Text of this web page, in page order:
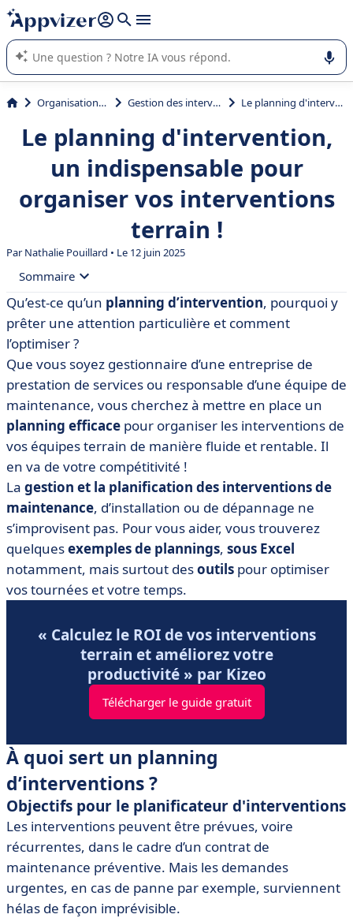
répondre (plusieurs lignes avec
L'IA de Appvizer vous guide dans l'utilisation ou la sélection de
logiciel SaaS en entreprise.
Organisation et planification Gestion des interventions et tournées Le planning d'intervention, un indispensable pour organiser vos interventions terrain !
Le planning d'intervention,
un indispensable pour
organiser vos interventions
terrain !
ParNathalie Pouillard • Le 12 juin 2025
Sommaire
• À quoi sert un planning d’interventions ?
• Comment faire un planning d’intervention ? 6
méthodes de planification
• Réaliser un planning d’intervention sous Excel
• Utiliser un logiciel de planification ?
• Adoptez l'un de nos 12 logiciels de gestion des
interventions
• Comment choisir son logiciel de gestion des
interventions ?
• La planification des interventions : un levier de
performance
Qu’est-ce qu’un planning d’intervention, pourquoi y
prêter une attention particulière et comment
l’optimiser ?
Que vous soyez gestionnaire d’une entreprise de
prestation de services ou responsable d’une équipe de
maintenance, vous cherchez à mettre en place un
planning efficace pour organiser les interventions de
vos équipes terrain de manière fluide et rentable. Il
en va de votre compétitivité !
La gestion et la planification des interventions de
maintenance, d’installation ou de dépannage ne
s’improvisent pas. Pour vous aider, vous trouverez
quelquesexemples de plannings, sous Excel
notamment, mais surtout desoutils pour optimiser
vos tournées et votre temps.
« Calculez le ROI de vos interventions
terrain et améliorez votre
productivité » par Kizeo
Télécharger le guide gratuit
À quoi sert un planning
d’interventions ?
Objectifs pour le planificateur d'interventions
Les interventions peuvent être prévues, voire
récurrentes, dans le cadre d’un contrat de
maintenance préventive. Mais les demandes
urgentes, en cas de panne par exemple, surviennent
hélas de façon imprévisible.